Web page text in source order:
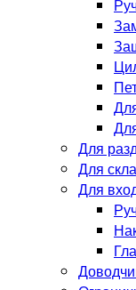
Для
Для
Для